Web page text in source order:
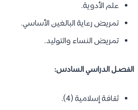
علم الأدوية.
تمريض رعاية البالغين الأساسي.
تمريض النساء والتوليد.
الفصـل الدراسي السادس:
ثقافة إسلامية (4).